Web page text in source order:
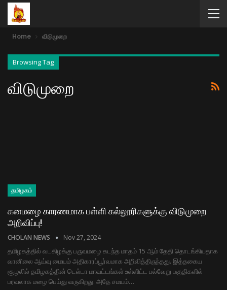
Home விடுமுறை
Browsing Tag
விடுமுறை
தமிழகம்
கனமழை காரணமாக பள்ளி கல்லூரிகளுக்கு விடுமுறை
அறிவிப்பு!
CHOLAN NEWS Nov 27, 2024
தமிழகத்தில் வடகிழக்கு பருவமழை கடந்த மாதம் 15 ஆம் தேதி தொடங்கியதாக
வானிலை ஆய்வு மையம் அதிகாரப்பூர்வமாக அறிவித்திருந்தது. இத்தகைய
சூழலில் தமிழகத்தின் டெல்டா மாவட்டங்கள் உள்ளிட்ட பல்வேறு பகுதிகளில்
பரவலாக மழை பெய்து வருகிறது. அதே சமயம்…